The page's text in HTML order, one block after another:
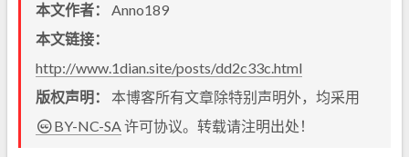
本文作者： Anno189
本文链接：
http://www.1dian.site/posts/dd2c33c.html
版权声明： 本博客所有文章除特别声明外，均采用
BY-NC-SA许可协议。转载请注明出处！